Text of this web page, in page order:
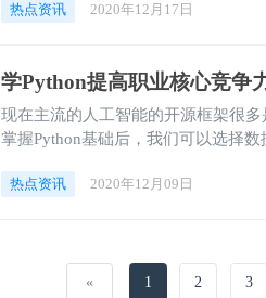
热点资讯 2020年12月17日
学Python提高职业核心竞争
现在主流的人工智能的开源框架很多是Python完成的
掌握Python基础后，我们可以选择
热点资讯 2020年12月09日
« 1 2 3